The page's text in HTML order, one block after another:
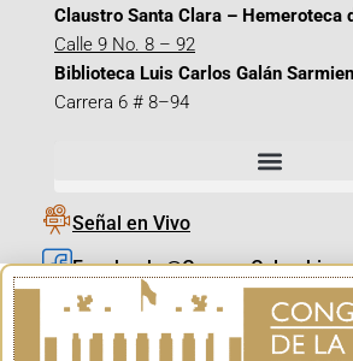
Claustro Santa Clara – Hemeroteca
Calle 9 No. 8 – 92
Biblioteca Luis Carlos Galán
Carrera 6 # 8–94
Señal en Vivo
Facebook_@CamaraColombia
Instagram_@CamaraColombia